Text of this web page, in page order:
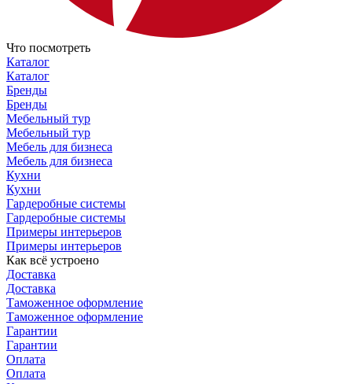
Что посмотреть
Каталог
Каталог
Бренды
Бренды
Мебельный тур
Мебельный тур
Мебель для бизнеса
Мебель для бизнеса
Кухни
Кухни
Гардеробные системы
Гардеробные системы
Примеры интерьеров
Примеры интерьеров
Как всё устроено
Доставка
Доставка
Таможенное оформление
Таможенное оформление
Гарантии
Гарантии
Оплата
Оплата